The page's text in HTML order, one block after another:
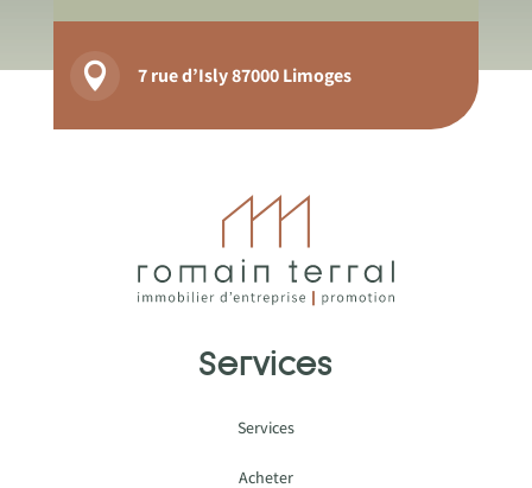
 7 rue d’Isly 87000 Limoges
Services
Services
Acheter